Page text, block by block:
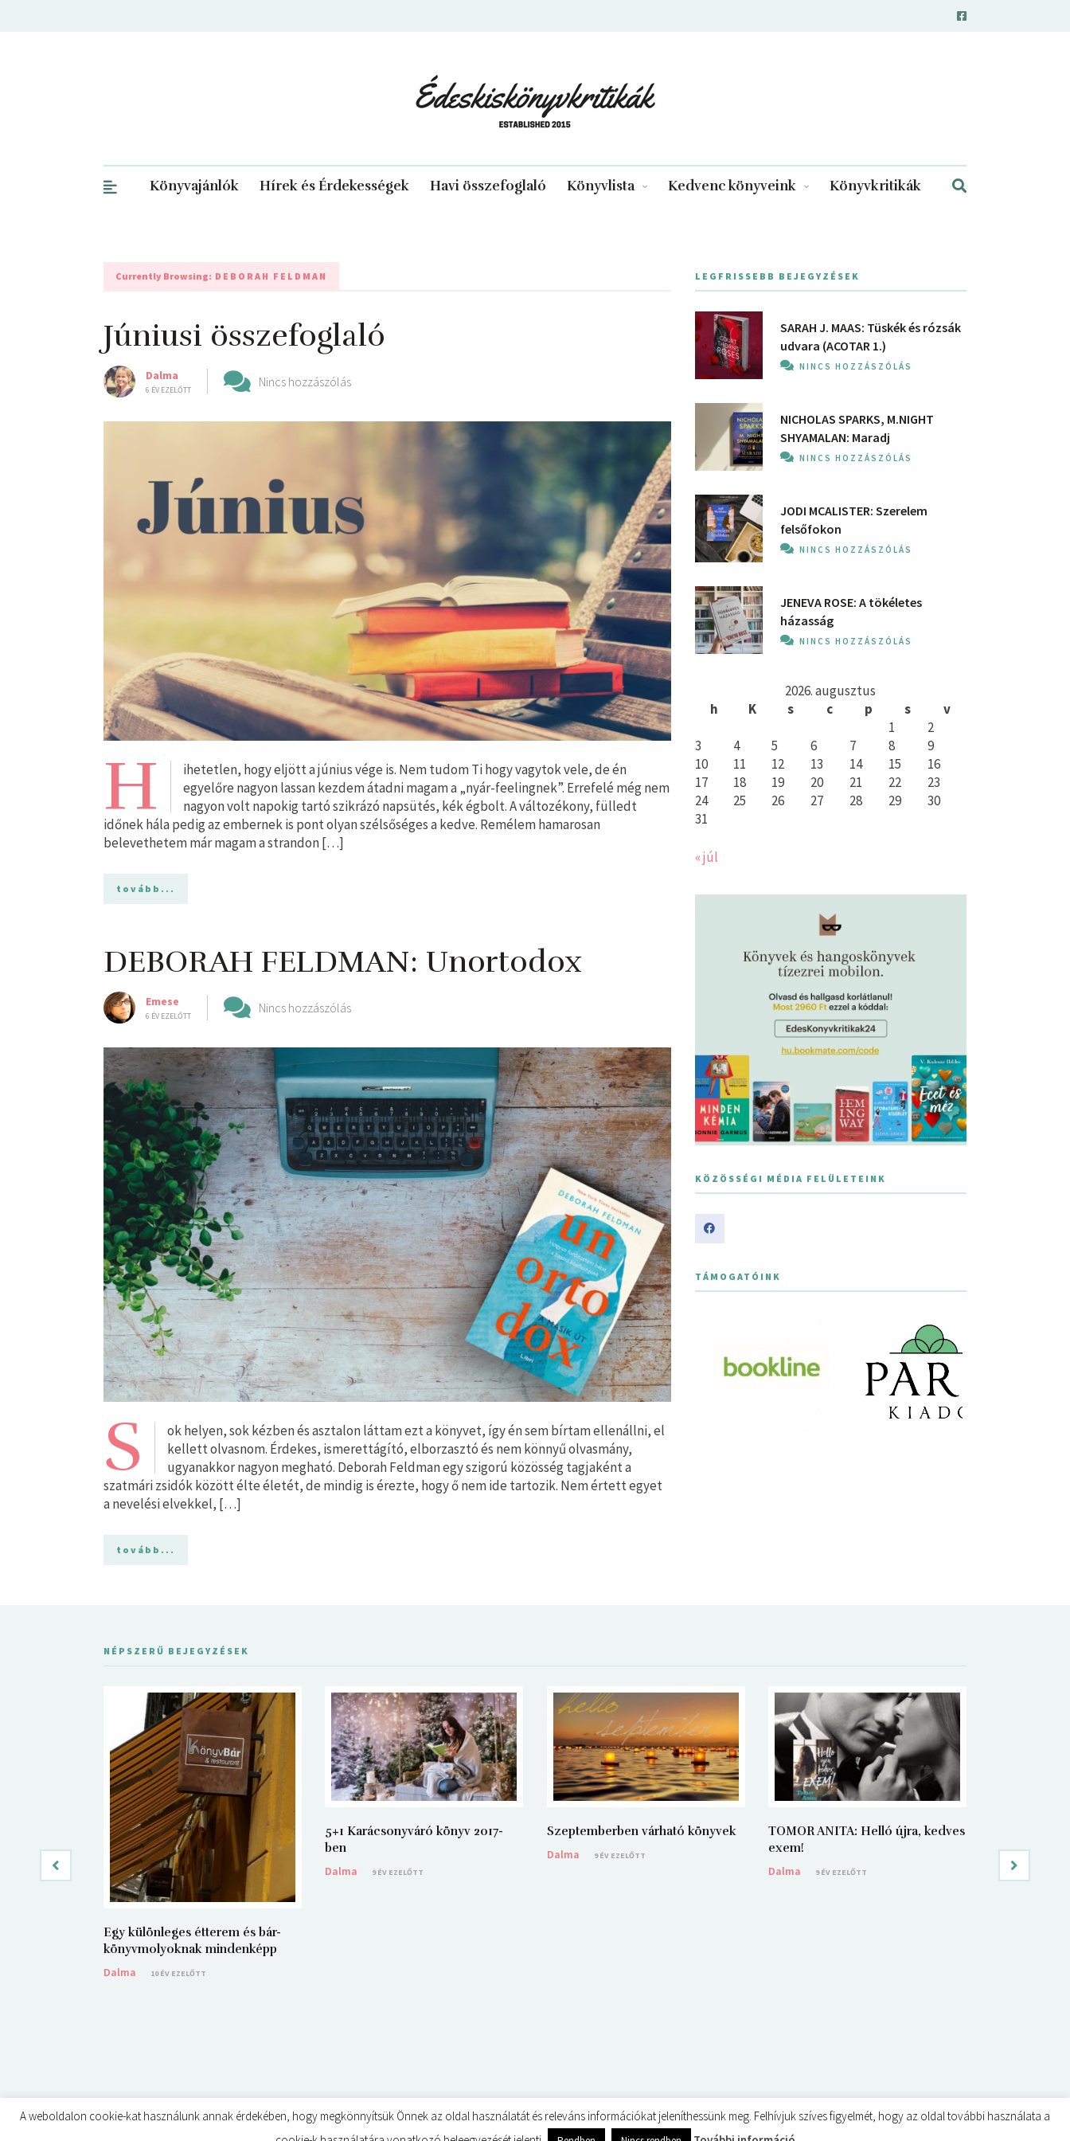
Könyvajánlók Hírek és Érdekességek Havi összefoglaló Könyvlista Kedvenc könyveink Könyvkritikák
Currently Browsing: DEBORAH FELDMAN
Júniusi összefoglaló
Dalma
6 ÉV EZELŐTT
Nincs hozzászólás
H
ihetetlen, hogy eljött a június vége is. Nem tudom Ti hogy vagytok vele, de én
egyelőre nagyon lassan kezdem átadni magam a „nyár-feelingnek”. Errefelé még nem
nagyon volt napokig tartó szikrázó napsütés, kék égbolt. A változékony, fülledt
időnek hála pedig az embernek is pont olyan szélsőséges a kedve. Remélem hamarosan
belevethetem már magam a strandon […]
tovább...
DEBORAH FELDMAN: Unortodox
Emese
6 ÉV EZELŐTT
Nincs hozzászólás
S
ok helyen, sok kézben és asztalon láttam ezt a könyvet, így én sem bírtam ellenállni, el
kellett olvasnom. Érdekes, ismerettágító, elborzasztó és nem könnyű olvasmány,
ugyanakkor nagyon megható. Deborah Feldman egy szigorú közösség tagjaként a
szatmári zsidók között élte életét, de mindig is érezte, hogy ő nem ide tartozik. Nem értett egyet
a nevelési elvekkel, […]
tovább...
LEGFRISSEBB BEJEGYZÉSEK
SARAH J. MAAS: Tüskék és rózsák
udvara (ACOTAR 1.)
NINCS HOZZÁSZÓLÁS
NICHOLAS SPARKS, M.NIGHT
SHYAMALAN: Maradj
NINCS HOZZÁSZÓLÁS
JODI MCALISTER: Szerelem
felsőfokon
NINCS HOZZÁSZÓLÁS
JENEVA ROSE: A ​tökéletes
házasság
NINCS HOZZÁSZÓLÁS
2026. augusztus
h
K s c p s
v
1
2
3
4 5 6 7 8
9
10
11 12 13 14 15
16
17
18 19 20 21 22
23
24
25 26 27 28 29
30
31
« júl
KÖZÖSSÉGI MÉDIA FELÜLETEINK
TÁMOGATÓINK
NÉPSZERŰ BEJEGYZÉSEK
Egy különleges étterem és bár-
könyvmolyoknak mindenképp
Dalma
10 ÉV EZELŐTT
5+1 Karácsonyváró könyv 2017-
ben
Dalma
9 ÉV EZELŐTT
Szeptemberben várható könyvek
Dalma
9 ÉV EZELŐTT
TOMOR ANITA: Helló újra, kedves
exem!
Dalma
9 ÉV EZELŐTT
hálószobája
Dalma
A weboldalon cookie-kat használunk annak érdekében, hogy megkönnyítsük Önnek az oldal használatát és releváns információkat jeleníthessünk meg. Felhívjuk szíves figyelmét, hogy az oldal további használata a